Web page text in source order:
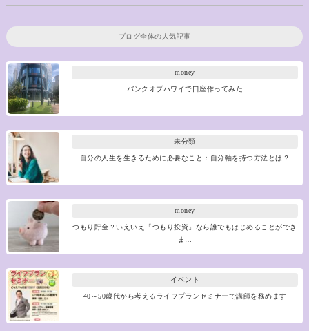
ブログ全体の人気記事
money
バンクオブハワイで口座作ってみた
未分類
自分の人生を生きるために必要なこと：自分軸を持つ方法とは？
money
つもり貯金？いえいえ「つもり投資」なら誰でもはじめることができ
ま…
イベント
40～50歳代から考えるライフプランセミナーで講師を務めます